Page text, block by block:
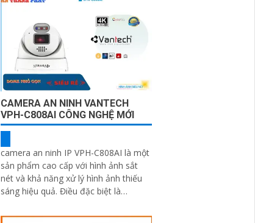
CAMERA AN NINH VANTECH
VPH-C808AI CÔNG NGHỆ MỚI
camera an ninh IP VPH-C808AI là một
sản phẩm cao cấp với hình ảnh sắt
nét và khả năng xử lý hình ảnh thiếu
sáng hiệu quả. Điều đặc biệt là
hơn...